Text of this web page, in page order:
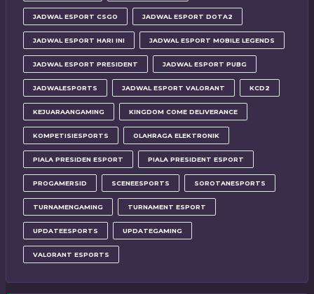
JADWAL ESPORT CSGO JADWAL ESPORT DOTA2
JADWAL ESPORT HARI INI JADWAL ESPORT MOBILE LEGENDS
JADWAL ESPORT PRESIDENT JADWAL ESPORT PUBG
JADWALESPORTS JADWAL ESPORT VALORANT KCD2
KEJUARAANGAMING KINGDOM COME DELIVERANCE
KOMPETISIESPORTS OLAHRAGA ELEKTRONIK
PIALA PRESIDEN ESPORT PIALA PRESIDENT ESPORT
PROGAMERSID SCENEESPORTS SOROTANESPORTS
TURNAMENGAMING TURNAMENT ESPORT
UPDATEESPORTS UPDATEGAMING
VALORANT ESPORTS